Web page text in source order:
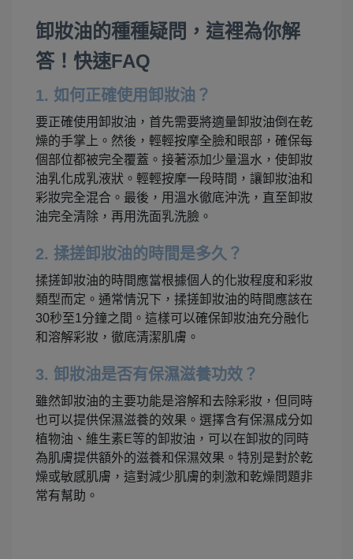
卸妝油的種種疑問，這裡為你解
答！快速FAQ
1. 如何正確使用卸妝油？
要正確使用卸妝油，首先需要將適量卸妝油倒在乾
燥的手掌上。然後，輕輕按摩全臉和眼部，確保每
個部位都被完全覆蓋。接著添加少量溫水，使卸妝
油乳化成乳液狀。輕輕按摩一段時間，讓卸妝油和
彩妝完全混合。最後，用溫水徹底沖洗，直至卸妝
油完全清除，再用洗面乳洗臉。
2. 揉搓卸妝油的時間是多久？
揉搓卸妝油的時間應當根據個人的化妝程度和彩妝
類型而定。通常情況下，揉搓卸妝油的時間應該在
30秒至1分鐘之間。這樣可以確保卸妝油充分融化
和溶解彩妝，徹底清潔肌膚。
3. 卸妝油是否有保濕滋養功效？
雖然卸妝油的主要功能是溶解和去除彩妝，但同時
也可以提供保濕滋養的效果。選擇含有保濕成分如
植物油、維生素E等的卸妝油，可以在卸妝的同時
為肌膚提供額外的滋養和保濕效果。特別是對於乾
燥或敏感肌膚，這對減少肌膚的刺激和乾燥問題非
常有幫助。